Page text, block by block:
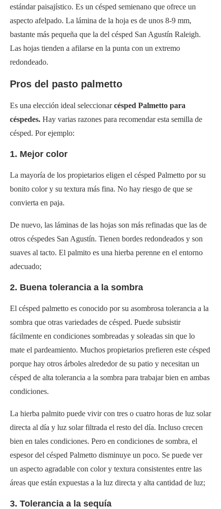
estándar paisajístico. Es un césped semienano que ofrece un
aspecto afelpado. La lámina de la hoja es de unos 8-9 mm,
bastante más pequeña que la del césped San Agustín Raleigh.
Las hojas tienden a afilarse en la punta con un extremo
redondeado.
Pros del pasto palmetto
Es una elección ideal seleccionarcésped Palmetto para
céspedes. Hay varias razones para recomendar esta semilla de
césped. Por ejemplo:
1. Mejor color
La mayoría de los propietarios eligen el césped Palmetto por su
bonito color y su textura más fina. No hay riesgo de que se
convierta en paja.
De nuevo, las láminas de las hojas son más refinadas que las de
otros céspedes San Agustín. Tienen bordes redondeados y son
suaves al tacto. El palmito es una hierba perenne en el entorno
adecuado;
2. Buena tolerancia a la sombra
El césped palmetto es conocido por su asombrosa tolerancia a la
sombra que otras variedades de césped. Puede subsistir
fácilmente en condiciones sombreadas y soleadas sin que lo
mate el pardeamiento. Muchos propietarios prefieren este césped
porque hay otros árboles alrededor de su patio y necesitan un
césped de alta tolerancia a la sombra para trabajar bien en ambas
condiciones.
La hierba palmito puede vivir con tres o cuatro horas de luz solar
directa al día y luz solar filtrada el resto del día. Incluso crecen
bien en tales condiciones. Pero en condiciones de sombra, el
espesor del césped Palmetto disminuye un poco. Se puede ver
un aspecto agradable con color y textura consistentes entre las
áreas que están expuestas a la luz directa y alta cantidad de luz;
3. Tolerancia a la sequía